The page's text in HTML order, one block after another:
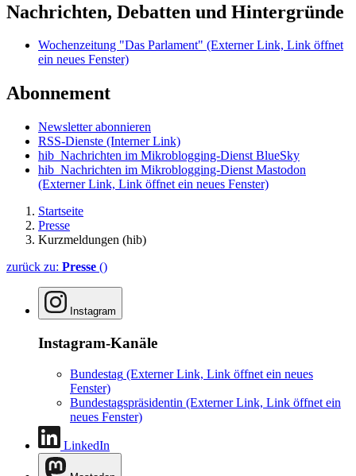
Nachrichten, Debatten und Hintergründe
Wochenzeitung "Das Parlament" (Externer Link, Link öffnet
ein neues Fenster)
Abonnement
Newsletter abonnieren
RSS-Dienste (Interner Link)
hib_Nachrichten im Mikroblogging-Dienst BlueSky
hib_Nachrichten im Mikroblogging-Dienst Mastodon
(Externer Link, Link öffnet ein neues Fenster)
Startseite
Presse
Kurzmeldungen (hib)
zurück zu: Presse ()
Instagram
Instagram-Kanäle
Bundestag (Externer Link, Link öffnet ein neues
Fenster)
Bundestagspräsidentin (Externer Link, Link öffnet ein
neues Fenster)
LinkedIn